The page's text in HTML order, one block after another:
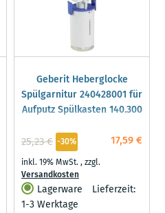
Geberit Heberglocke
Spülgarnitur 240428001 für
Aufputz Spülkasten 140.300
17,59 €
25,23 € -30%
inkl. 19% MwSt.,zzgl.
Versandkosten
Lagerware
Lieferzeit:
1-3 Werktage